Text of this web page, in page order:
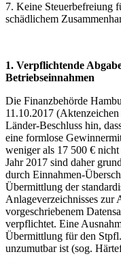
7. Keine Steuerbefreiung
schädlichem
1. Verpflichtende
Betriebseinnahmen
Die Finanzbehörde
11.10.2017
Länder-Beschluss hin,
eine formlose
weniger als 17 500 €
Jahr 2017 sind daher
durch Einnahmen-
Übermittlung der
Anlageverzeichnisses zur
vorgeschriebenem
verpflichtet. Eine
Übermittlung für den
unzumutbar ist (sog.